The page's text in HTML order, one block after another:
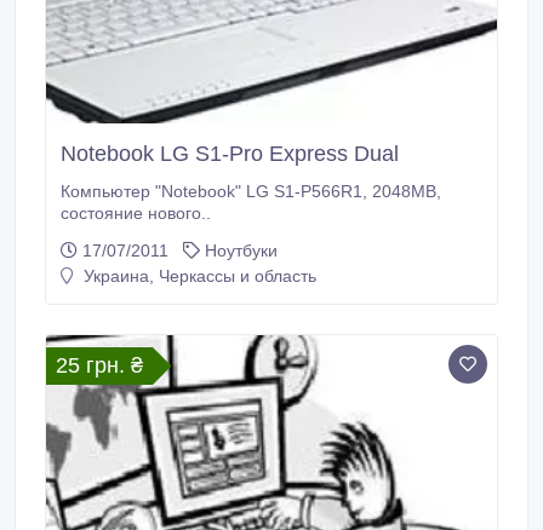
Notebook LG S1-Pro Express Dual
Компьютер "Notebook" LG S1-P566R1, 2048MB,
состояние нового..
17/07/2011
Ноутбуки
Украина, Черкассы и область
25 грн. ₴